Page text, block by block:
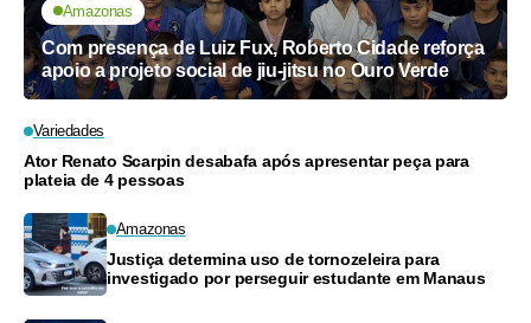
Amazonas
Com presença de Luiz Fux, Roberto Cidade reforça
apoio a projeto social de jiu-jitsu no Ouro Verde
Variedades
Ator Renato Scarpin desabafa após apresentar peça para
plateia de 4 pessoas
Amazonas
Justiça determina uso de tornozeleira para
investigado por perseguir estudante em Manaus